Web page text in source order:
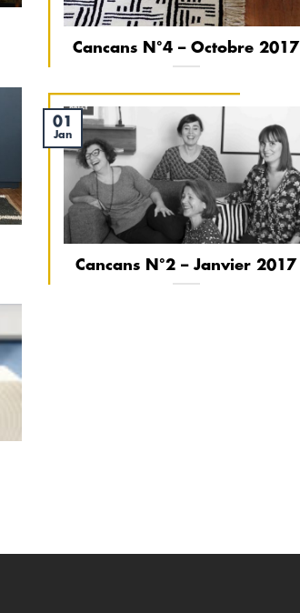
Cancans N°4 – Octobre 2017
Cancans N°2 – Janvier 2017
01
Jan